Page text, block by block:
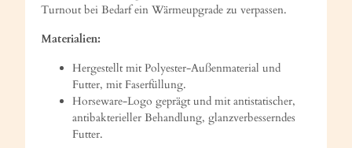
Turnout bei Bedarf ein Wärmeupgrade zu verpassen.
Materialien:
Hergestellt mit Polyester-Außenmaterial und
Futter, mit Faserfüllung.
Horseware-Logo geprägt und mit antistatischer,
antibakterieller Behandlung, glanzverbesserndes
Futter.